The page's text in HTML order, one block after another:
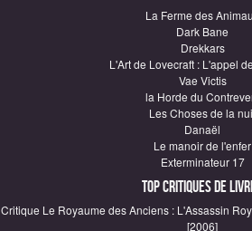
La Ferme des
Dark Bane
Drekkars
L'Art de Lovecraft : L'appel
Vae Victis
la Horde du
Les Choses de la
Danaël
Le manoir de l'enfer
Exterminateur 17
Top critiques de
Critique Le Royaume des Anciens : L'Assassin
[2006]